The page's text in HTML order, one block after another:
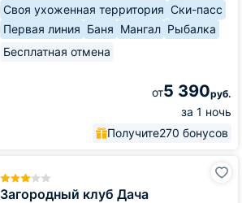
Своя ухоженная территория Ски-пасс
Первая линия Баня Мангал Рыбалка
Бесплатная отмена
от5 390руб.
за 1 ночь
Получите270 бонусов
Загородный клуб Дача